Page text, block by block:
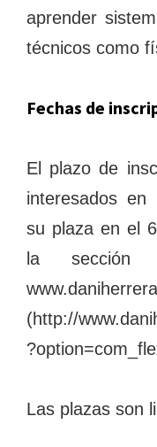
aprender
técnicos como
Fechas de
El plazo de
interesados en
su plaza en el
la sección
(http://
Las plazas son